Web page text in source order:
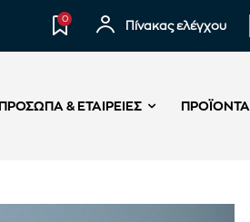
0
Πίνακας ελέγχου
ΠΡΌΣΩΠΑ & ΕΤΑΙΡΕΊΕΣ ΠΡΟΪΌΝΤΑ